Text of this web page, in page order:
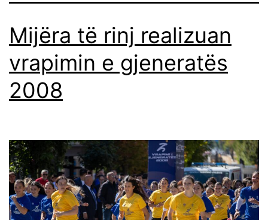
Mijëra të rinj realizuan
vrapimin e gjeneratës
2008